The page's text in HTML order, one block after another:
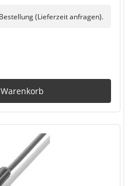
(Lieferzeit anfragen).